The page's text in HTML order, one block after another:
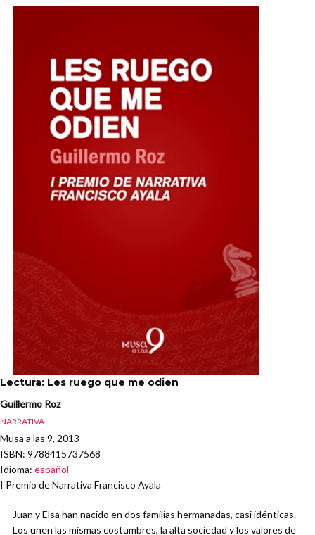
Lectura: Les ruego que me odien
Guillermo Roz
NARRATIVA
Musa a las 9, 2013
ISBN: 9788415737568
Idioma: español
I Premio de Narrativa Francisco Ayala
Juan y Elsa han nacido en dos familias hermanadas, casi idénticas.
Los unen las mismas costumbres, la alta sociedad y los valores de